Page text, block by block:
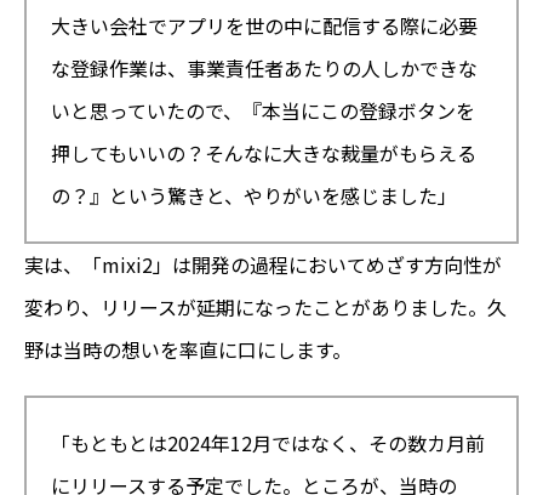
大きい会社でアプリを世の中に配信する際に必要
な登録作業は、事業責任者あたりの人しかできな
いと思っていたので、『本当にこの登録ボタンを
押してもいいの？そんなに大きな裁量がもらえる
の？』という驚きと、やりがいを感じました」
実は、「mixi2」は開発の過程においてめざす方向性が
変わり、リリースが延期になったことがありました。久
野は当時の想いを率直に口にします。
「もともとは2024年12月ではなく、その数カ月前
にリリースする予定でした。ところが、当時の